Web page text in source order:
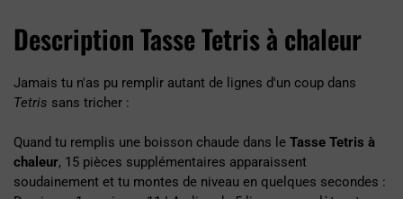
Description Tasse Tetris à chaleur
Jamais tu n'as pu remplir autant de lignes d'un coup dans
Tetris sans tricher :
Quand tu remplis une boisson chaude dans le Tasse Tetris à
chaleur, 15 pièces supplémentaires apparaissent
soudainement et tu montes de niveau en quelques secondes :